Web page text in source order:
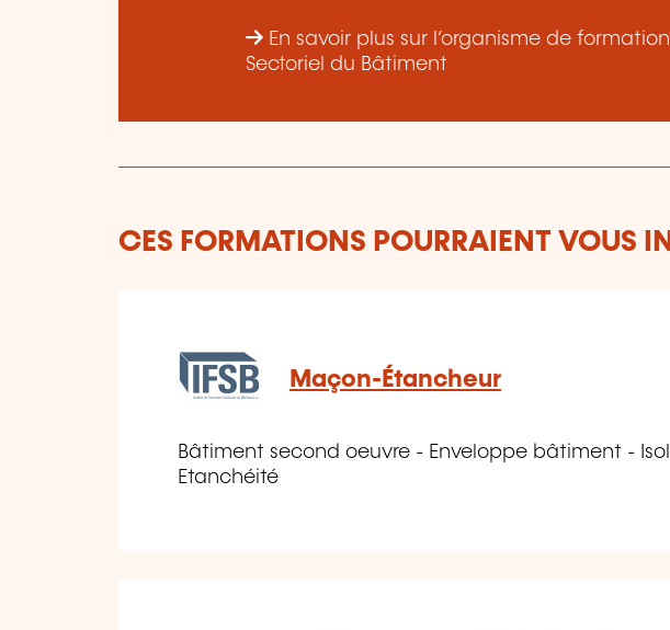
En savoir plus sur l’organisme de
Sectoriel du Bâtiment
CES FORMATIONS POURRAIENT VOUS
Maçon-Étancheur
Bâtiment second oeuvre - Enveloppe bâtiment -
Etanchéité